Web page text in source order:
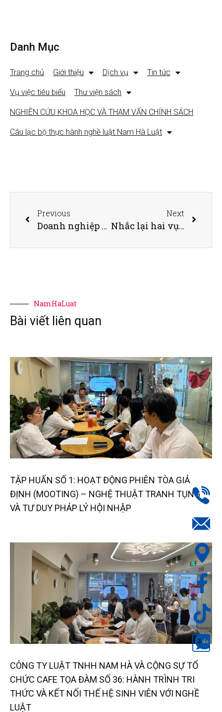
Danh Mục
Trang chủ Giới thiệu Dịch vụ Tin tức
Vụ việc tiêu biểu Thư viện sách
NGHIÊN CỨU KHOA HỌC VÀ THAM VẤN CHÍNH SÁCH
Câu lạc bộ thực hành nghề luật Nam Hà Luật
Previous
Doanh nghiệp cần biết: Các loại hình công ty khác khau có thể sáp nhập cùng nhau
Next
Nhắc lại hai vụ tranh chấp nhãn hiệu lớn: Bài học đắt giá nào cho các doanh nghiệp Việt?
NamHaLuat
Bài viết liên quan
TẬP HUẤN SỐ 1: HOẠT ĐỘNG PHIÊN TÒA GIẢ
ĐỊNH (MOOTING) – NGHỆ THUẬT TRANH TỤNG
VÀ TƯ DUY PHÁP LÝ HỘI NHẬP
CÔNG TY LUẬT TNHH NAM HÀ VÀ CỘNG SỰ TỔ
CHỨC CAFE TỌA ĐÀM SỐ 36: HÀNH TRÌNH TRI
THỨC VÀ KẾT NỐI THẾ HỆ SINH VIÊN VỚI NGHỀ
LUẬT